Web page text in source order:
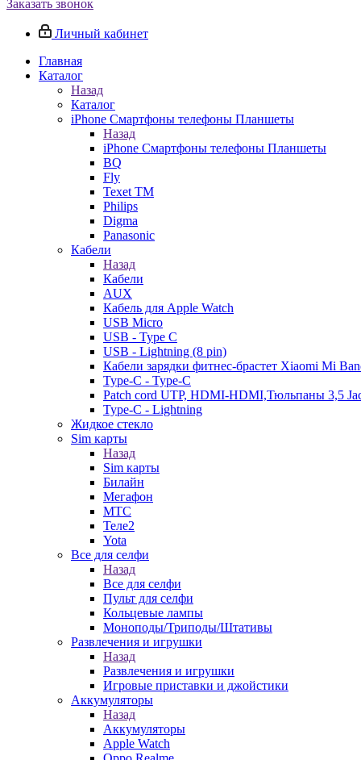
Заказать звонок
Личный кабинет
Главная
Каталог
Назад
Каталог
iPhone Смартфоны телефоны Планшеты
Назад
iPhone Смартфоны телефоны Планшеты
BQ
Fly
Texet TM
Philips
Digma
Panasonic
Кабели
Назад
Кабели
AUX
Кабель для Apple Watch
USB Micro
USB - Type C
USB - Lightning (8 pin)
Кабели зарядки фитнес-брастет Xiaomi Mi
Type-C - Type-C
Patch cord UTP, HDMI-HDMI,Тюльпаны 3,5
Type-C - Lightning
Жидкое стекло
Sim карты
Назад
Sim карты
Билайн
Мегафон
МТС
Теле2
Yota
Все для селфи
Назад
Все для селфи
Пульт для селфи
Кольцевые лампы
Моноподы/Триподы/Штативы
Развлечения и игрушки
Назад
Развлечения и игрушки
Игровые приставки и джойстики
Аккумуляторы
Назад
Аккумуляторы
Apple Watch